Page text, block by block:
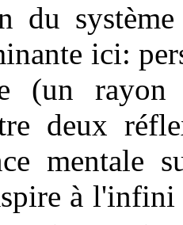
du
ici:
(un rayon
deux
mentale
à